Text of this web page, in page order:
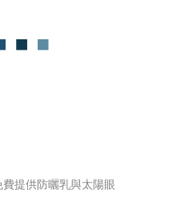
提供防曬乳與太陽眼